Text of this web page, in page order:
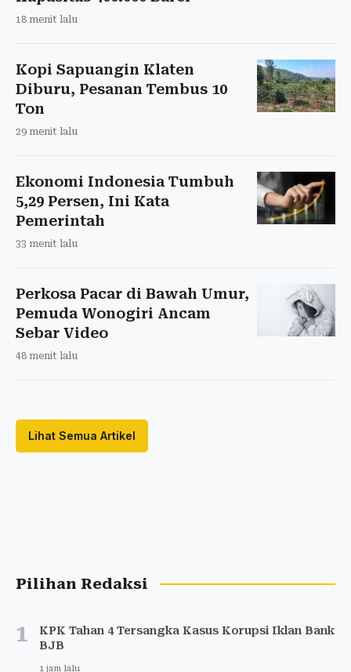
18 menit lalu
Kopi Sapuangin Klaten
Diburu, Pesanan Tembus 10
Ton
29 menit lalu
Ekonomi Indonesia Tumbuh
5,29 Persen, Ini Kata
Pemerintah
33 menit lalu
Perkosa Pacar di Bawah Umur,
Pemuda Wonogiri Ancam
Sebar Video
48 menit lalu
Lihat Semua Artikel
Pilihan Redaksi
1
KPK Tahan 4 Tersangka Kasus Korupsi Iklan Bank
BJB
1 jam lalu